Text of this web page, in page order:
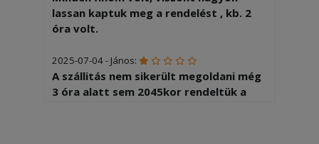
lassan kaptuk meg a rendelést , kb. 2
óra volt.
2025-07-04 - János:
A szállitás nem sikerült megoldani még
3 óra alatt sem 2045kor rendeltük a